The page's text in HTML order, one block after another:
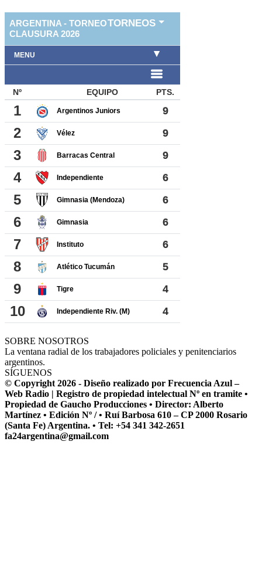
SOBRE NOSOTROS
La ventana radial de los trabajadores policiales y penitenciarios
argentinos.
SÍGUENOS
© Copyright 2026 - Diseño realizado por Frecuencia Azul –
Web Radio | Registro de propiedad intelectual Nº en tramite •
Propiedad de Gaucho Producciones • Director: Alberto
Martínez • Edición Nº / • Ruí Barbosa 610 – CP 2000 Rosario
(Santa Fe) Argentina. • Tel: +54 341 342-2651
fa24argentina@gmail.com